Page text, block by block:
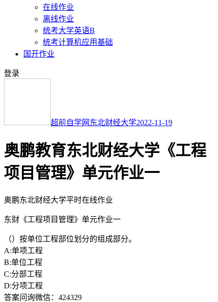
在线作业
离线作业
统考大学英语B
统考计算机应用基础
国开作业
登录
超前自学网 东北财经大学2022-11-19
奥鹏教育东北财经大学《工程
项目管理》单元作业一
奥鹏东北财经大学平时在线作业
东财《工程项目管理》单元作业一
（）按单位工程部位划分的组成部分。
A:单项工程
B:单位工程
C:分部工程
D:分项工程
答案问询微信：424329